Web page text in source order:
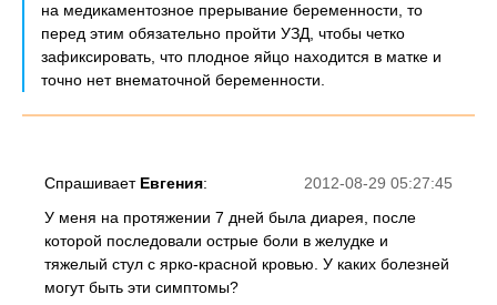
на медикаментозное прерывание беременности, то
перед этим обязательно пройти УЗД, чтобы четко
зафиксировать, что плодное яйцо находится в матке и
точно нет внематочной беременности.
2012-08-29 05:27:45
Спрашивает Евгения:
У меня на протяжении 7 дней была диарея, после
которой последовали острые боли в желудке и
тяжелый стул с ярко-красной кровью. У каких болезней
могут быть эти симптомы?